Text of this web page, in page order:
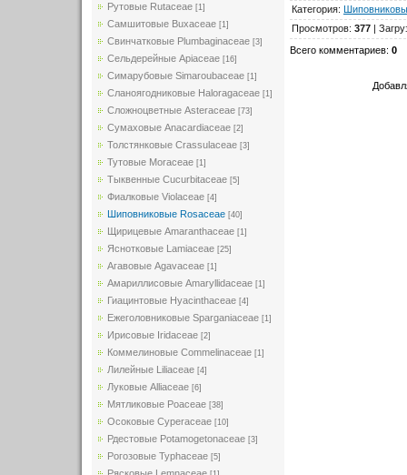
Рутовые Rutaceae [1]
Самшитовые Buxaceae [1]
Свинчатковые Plumbaginaceae [3]
Сельдерейные Apiaceae [16]
Симарубовые Simaroubaceae [1]
Сланоягодниковые Haloragaceae [1]
Сложноцветные Asteraceae [73]
Сумаховые Anacardiaceae [2]
Толстянковые Crassulaceae [3]
Тутовые Moraceae [1]
Тыквенные Cucurbitaceae [5]
Фиалковые Violaceae [4]
Шиповниковые Rosaceae [40]
Щирицевые Amaranthaceae [1]
Яснотковые Lamiaceae [25]
Агавовые Agavaceae [1]
Амариллисовые Amaryllidaceae [1]
Гиацинтовые Hyacinthaceae [4]
Ежеголовниковые Sparganiaceae [1]
Ирисовые Iridaceae [2]
Коммелиновые Commelinaceae [1]
Лилейные Liliaceae [4]
Луковые Alliaceae [6]
Мятликовые Poaceae [38]
Осоковые Cyperaceae [10]
Рдестовые Potamogetonaceae [3]
Рогозовые Typhaceae [5]
Категория:
Просмотров: 377 |
Всего комментариев: 0